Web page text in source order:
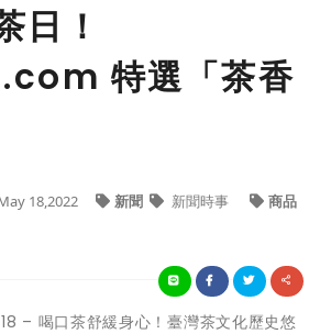
日！
特選「茶香
18,2022 新聞 新聞時事 商品
– 喝口茶舒緩身心！臺灣茶文化歷史悠